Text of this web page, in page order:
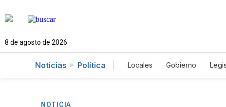
8 de agosto de 2026
Noticias Política Locales Gobierno
NOTICIA